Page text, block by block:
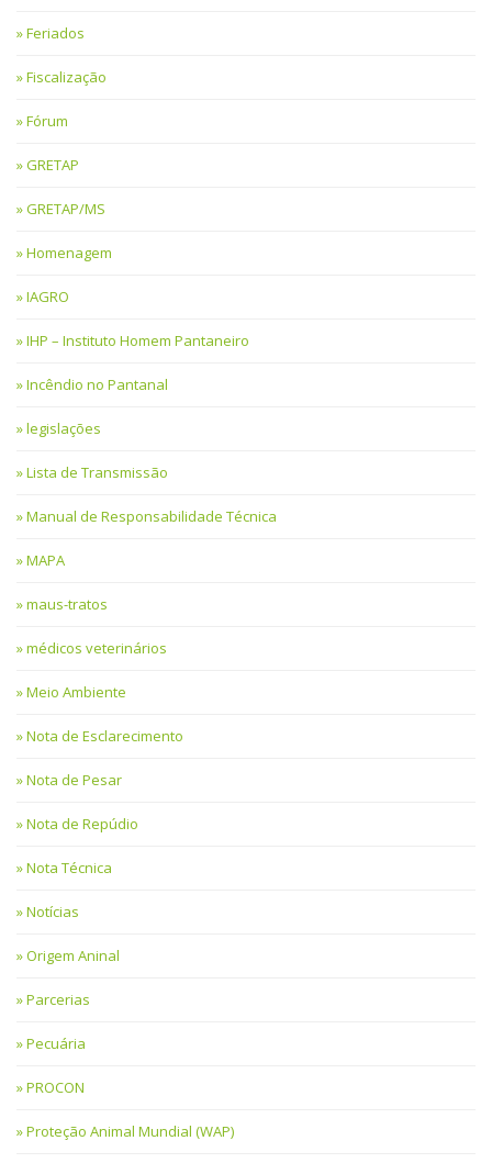
Feriados
Fiscalização
Fórum
GRETAP
GRETAP/MS
Homenagem
IAGRO
IHP – Instituto Homem Pantaneiro
Incêndio no Pantanal
legislações
Lista de Transmissão
Manual de Responsabilidade Técnica
MAPA
maus-tratos
médicos veterinários
Meio Ambiente
Nota de Esclarecimento
Nota de Pesar
Nota de Repúdio
Nota Técnica
Notícias
Origem Aninal
Parcerias
Pecuária
PROCON
Proteção Animal Mundial (WAP)